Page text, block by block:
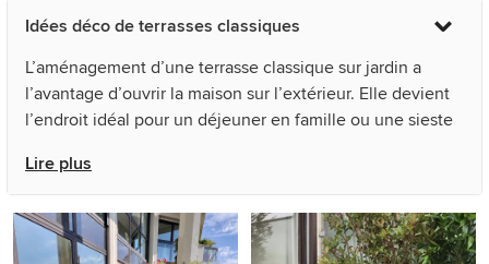
arrière classique de taille
extension de toiture et tous
types de couvertures.
tradition de taille moyenne
Idées déco de terrasses classiques
L’aménagement d’une terrasse classique sur jardin a
l’avantage d’ouvrir la maison sur l’extérieur. Elle devient
l’endroit idéal pour un déjeuner en famille ou une sieste
immeuble ou d’une maison, l’aménagement d’une cour
intérieure ou d’un patio permet d’avoir des plantes en
pots et un petit potager. Dans un appartement,
l’aménagement de terrasses traditionnelles sur un toit
Lire plus